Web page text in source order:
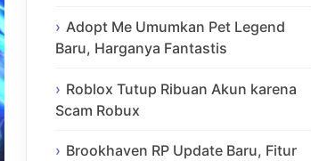
Adopt Me Umumkan Pet Legend
Baru, Harganya Fantastis
Roblox Tutup Ribuan Akun karena
Scam Robux
Brookhaven RP Update Baru, Fitur